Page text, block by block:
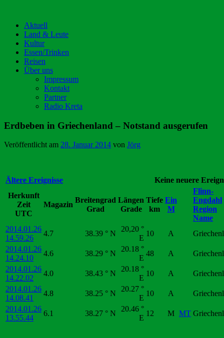
Aktuell
Land & Leute
Kultur
Essen/Trinken
Reisen
Über uns
Impressum
Kontakt
Partner
Radio Kreta
Erdbeben in Griechenland – Notstand ausgerufen
Veröffentlicht am 28. Januar 2014 von Jörg
Ältere Ereignisse
Keine neuere
Herkunft
Zeit
UTC
Magazin
Breitengrad
Grad
Längen
Grade
Tiefe
km
Ein
M
Flinn-
Engdahl
Region
Name
2014.01.26
14.59.26
4.7 38.39 ° N
20,20 °
E
10 A
2014.01.26
14.24.10
4.6 38.29 ° N
20.18 °
E
48 A
2014.01.26
14.22.02
4.0 38.43 ° N
20.18 °
E
10 A
2014.01.26
14.08.41
4.8 38.25 ° N
20.27 °
E
10 A
2014.01.26
13.55.44
6.1 38.27 ° N
20.46 °
E
12 M MT